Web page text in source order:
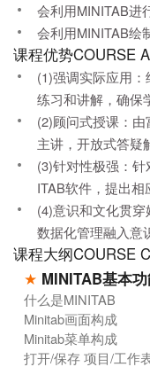
会利用MINITAB进
会利用MINITAB绘
课程优势COURSE
(1)强调实际应用
练习和讲解，确保
(2)顾问式授课：
主讲，开放式答疑
(3)针对性极强：
ITAB软件，提出相
(4)意识和文化贯
数据化管理融入意
课程大纲COURSE
★ MINITAB基本
什么是MINITAB
Minitab画面构成
Minitab菜单构成
打开/保存 项目/工作